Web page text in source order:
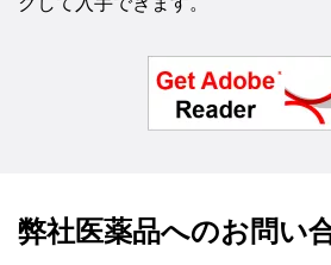
弊社医薬品へのお問い